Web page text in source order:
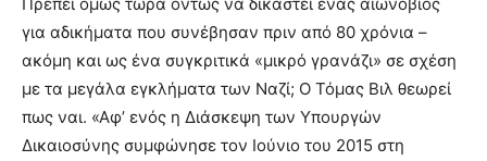
για αδικήματα που συνέβησαν πριν από 80 χρόνια –
ακόμη και ως ένα συγκριτικά «μικρό γρανάζι» σε σχέση
με τα μεγάλα εγκλήματα των Ναζί; Ο Τόμας Βιλ θεωρεί
πως ναι. «Αφ’ ενός η Διάσκεψη των Υπουργών
Δικαιοσύνης συμφώνησε τον Ιούνιο του 2015 στη